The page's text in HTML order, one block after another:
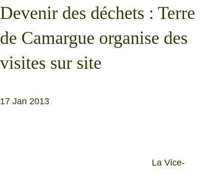
Devenir des déchets : Terre
de Camargue organise des
visites sur site
17 Jan 2013
La Vice-